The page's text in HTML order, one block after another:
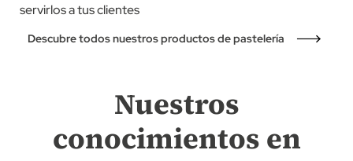
servirlos a tus clientes
Descubre todos nuestros productos de pastelería
Nuestros
conocimientos en